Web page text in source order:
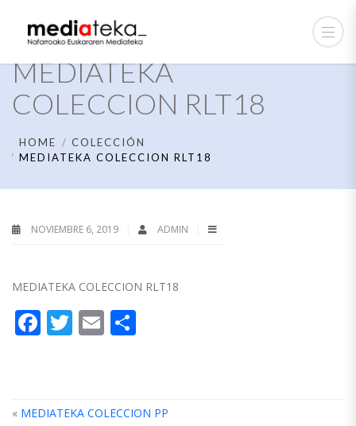
MEDIATEKA
COLECCION RLT18
HOME
COLECCIÓN
MEDIATEKA COLECCION RLT18
NOVIEMBRE 6, 2019 ADMIN
MEDIATEKA COLECCION RLT18
Facebook
Twitter
Email
« MEDIATEKA COLECCION PP